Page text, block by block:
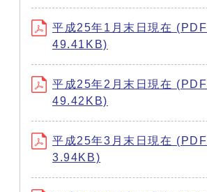
平成25年1月末日現在 (PDF
49.41KB)
平成25年2月末日現在 (PDF
49.42KB)
平成25年3月末日現在 (PDF
3.94KB)